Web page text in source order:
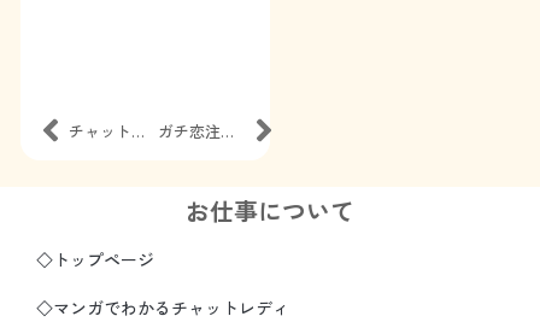
チャットレディに顔出しは必要？ ガチ恋注意報！チャットレディが知っておきたい対策とは？
お仕事について
◇トップページ
◇マンガでわかるチャットレディ